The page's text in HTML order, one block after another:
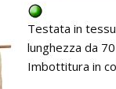
Testata in
lunghezza da
Imbottitura in